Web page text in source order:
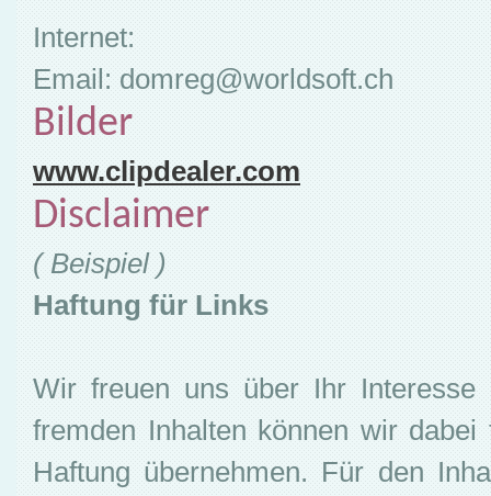
Internet:
Email: domreg@worldsoft.ch
Bilder
www.clipdealer.com
Disclaimer
( Beispiel )
Haftung für Links
Wir freuen uns über Ihr
fremden Inhalten können wir
Haftung übernehmen. Für den